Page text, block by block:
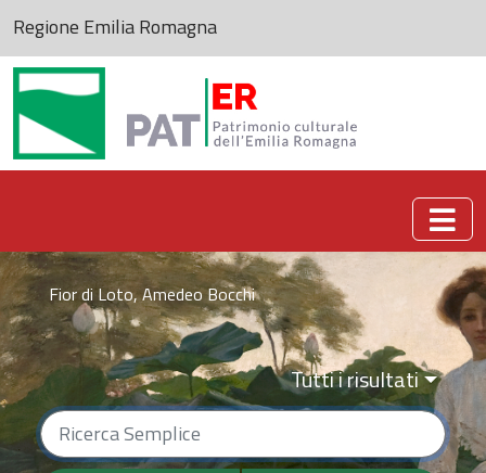
Regione Emilia Romagna
Patrimonio culturale dell'Emilia-Romagna
Tutti i risultati
Fior di Loto, Amedeo Bocchi